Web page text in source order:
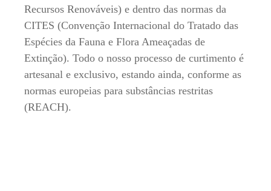
Recursos Renováveis) e dentro das normas da
CITES (Convenção Internacional do Tratado das
Espécies da Fauna e Flora Ameaçadas de
Extinção). Todo o nosso processo de curtimento é
artesanal e exclusivo, estando ainda, conforme as
normas europeias para substâncias restritas
(REACH).